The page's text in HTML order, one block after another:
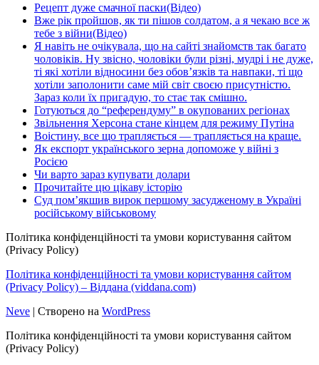
Рецепт дуже смачної паски(Відео)
Вже рік пройшов, як ти пішов солдатом, а я чекаю все ж
тебе з війни(Відео)
Я навіть не очікувала, що на сайті знайомств так багато
чоловіків. Ну звісно, чоловіки були різні, мудрі і не дуже,
ті які хотіли відносини без обов’язків та навпаки, ті що
хотіли заполонити саме мій світ своєю присутністю.
Зараз коли їх пригадую, то стає так смішно.
Готуються до “референдуму” в окупованих регіонах
Звільнення Херсона стане кінцем для режиму Путіна
Воістину, все що трапляється — трапляється на краще.
Як експорт українського зерна допоможе у війні з
Росією
Чи варто зараз купувати долари
Прочитайте цю цікаву історію
Суд пом’якшив вирок першому засудженому в Україні
російському військовому
Політика конфіденційності та умови користування сайтом
(Privacy Policy)
Політика конфіденційності та умови користування сайтом
(Privacy Policy) – Віддана (viddana.com)
Neve | Створено на WordPress
Політика конфіденційності та умови користування сайтом
(Privacy Policy)